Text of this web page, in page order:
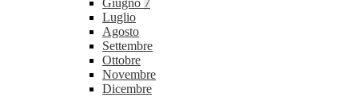
Giugno 7
Luglio
Agosto
Settembre
Ottobre
Novembre
Dicembre